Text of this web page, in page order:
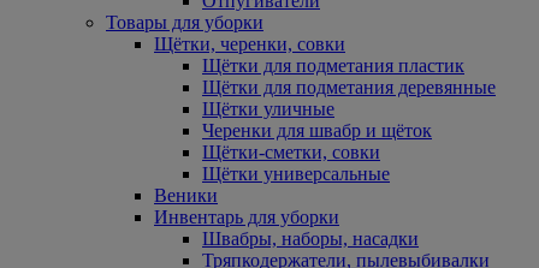
Товары для уборки
Щётки, черенки, совки
Щётки для подметания пластик
Щётки для подметания деревянные
Щётки уличные
Черенки для швабр и щёток
Щётки-сметки, совки
Щётки универсальные
Веники
Инвентарь для уборки
Швабры, наборы, насадки
Тряпкодержатели, пылевыбивалки